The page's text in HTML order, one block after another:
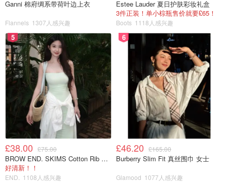
Ganni 棉府绸系带荷叶边上衣
Flannels 1307人感兴趣
Estee Lauder 夏日护肤彩妆礼盒
3件正装！单小棕瓶售价就要£65！
Boots 1118人感兴趣
5
£38.00 £75.00
BROW END. SKIMS Cotton Rib 长款背心连衣裙 薄荷绿
好清新！！
END. 1108人感兴趣
6
£46.20 £165.00
Burberry Slim Fit 真丝围巾 女士
Glamood 1077人感兴趣